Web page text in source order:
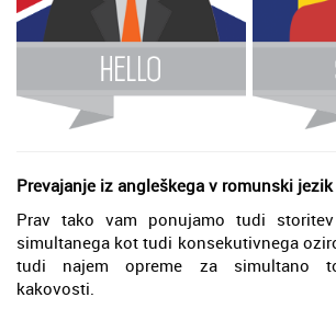
Prevajanje iz angleškega v romunski jezik
Prav tako vam ponujamo tudi
simultanega kot tudi konsekutivnega
tudi najem opreme za simultano
kakovosti.